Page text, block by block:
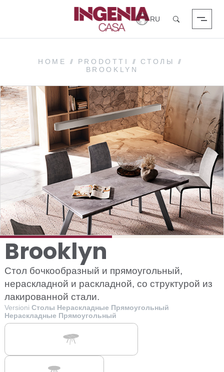
Поиск
Вход в систему
HOME // PRODOTTI // СТОЛЫ
//
BROOKLYN
Brooklyn
Стол бочкообразный и прямоугольный,
нераскладной и раскладной, со структурой из
лакированной стали.
Versioni Столы Нераскладные Прямоугольный
Нераскладные Прямоугольный